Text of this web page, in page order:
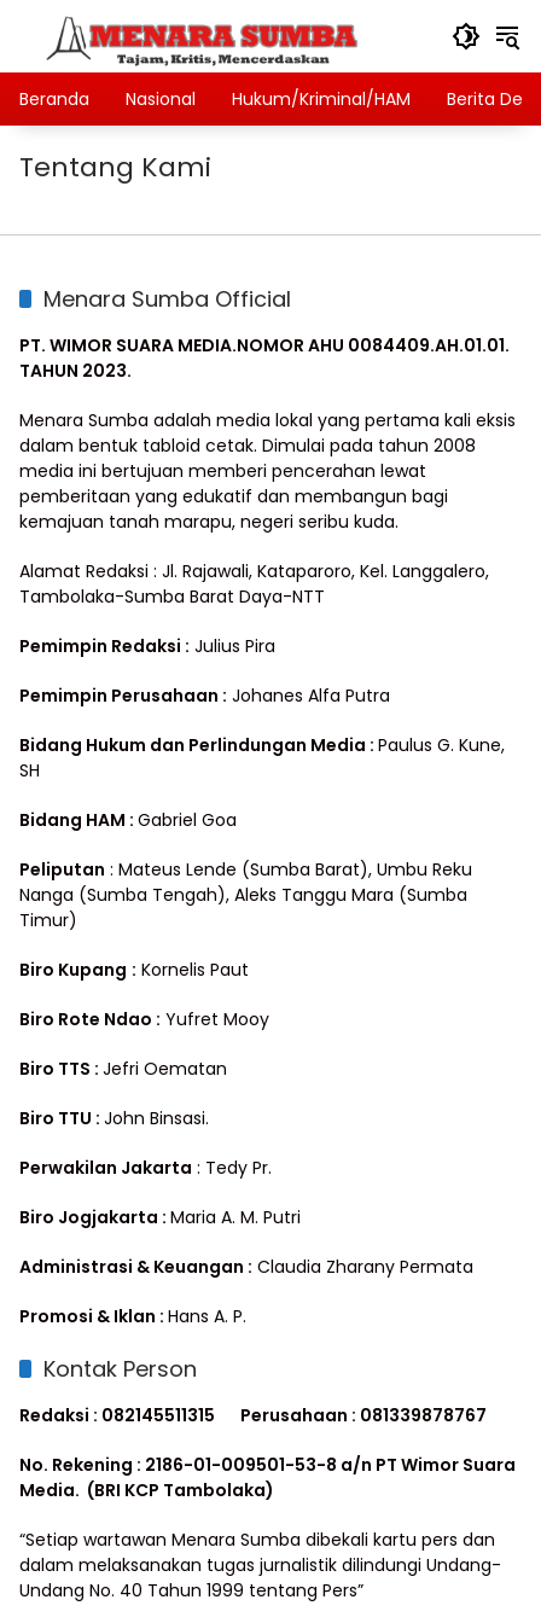
Langsung
konten
Beranda
Nasional Hukum/Kriminal/HAM Berita Desa
Tentang Kami
Menara Sumba Official
PT. WIMOR SUARA MEDIA.NOMOR AHU 0084409.AH.01.01.
TAHUN 2023.
Menara Sumba adalah media lokal yang pertama kali eksis
dalam bentuk tabloid cetak. Dimulai pada tahun 2008
media ini bertujuan memberi pencerahan lewat
pemberitaan yang edukatif dan membangun bagi
kemajuan tanah marapu, negeri seribu kuda.
Alamat Redaksi : Jl. Rajawali, Kataparoro, Kel. Langgalero,
Tambolaka-Sumba Barat Daya-NTT
Pemimpin Redaksi : Julius Pira
Pemimpin Perusahaan : Johanes Alfa Putra
Bidang Hukum dan Perlindungan Media : Paulus G. Kune,
SH
Bidang HAM : Gabriel Goa
Peliputan : Mateus Lende (Sumba Barat), Umbu Reku
Nanga (Sumba Tengah), Aleks Tanggu Mara (Sumba
Timur)
Biro Kupang : Kornelis Paut
Biro Rote Ndao : Yufret Mooy
Biro TTS : Jefri Oematan
Biro TTU : John Binsasi.
Perwakilan Jakarta : Tedy Pr.
Biro Jogjakarta : Maria A. M. Putri
Administrasi & Keuangan : Claudia Zharany Permata
Promosi & Iklan : Hans A. P.
Kontak Person
Redaksi : 082145511315 Perusahaan : 081339878767
No. Rekening : 2186-01-009501-53-8 a/n PT Wimor Suara
Media. (BRI KCP Tambolaka)
“Setiap wartawan Menara Sumba dibekali kartu pers dan
dalam melaksanakan tugas jurnalistik dilindungi Undang-
Undang No. 40 Tahun 1999 tentang Pers”